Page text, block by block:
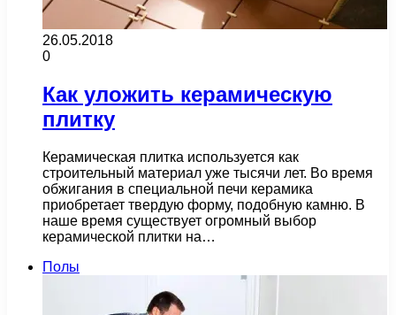
26.05.2018
0
Как уложить керамическую
плитку
Керамическая плитка используется как
строительный материал уже тысячи лет. Во время
обжигания в специальной печи керамика
приобретает твердую форму, подобную камню. В
наше время существует огромный выбор
керамической плитки на…
Полы